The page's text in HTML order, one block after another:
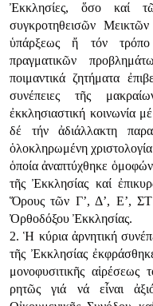
Ἐκκλησίες, ὅσο καί
συγκροτηθεισῶν
ὑπάρξεως ἤ τόν τρόπο
πραγματικῶν
ποιμαντικά ζητήματα
συνέπειες τῆς
ἐκκλησιαστική κοινωνία
δέ τήν ἀδιάλλακτη
ὁλοκληρωμένη
ὁποία ἀναπτύχθηκε
τῆς Ἐκκλησίας καί
Ὅρους τῶν Γ’, Δ’, Ε’,
Ὀρθοδόξου Ἐκκλησίας.
2. Ἡ κύρια ἀρνητική
τῆς Ἐκκλησίας
μονοφυσιτικῆς αἱρέσεως
ρητῶς γιά νά εἶναι